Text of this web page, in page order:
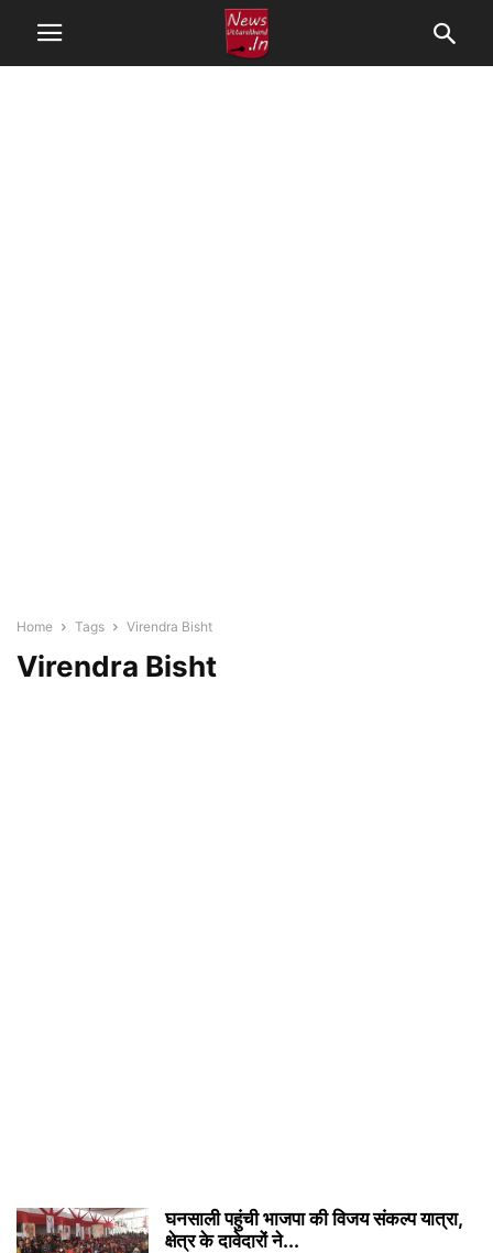
Home Tags Virendra Bisht
Virendra Bisht
घनसाली पहुंची भाजपा की विजय संकल्प यात्रा,
क्षेत्र के दावेदारों ने...